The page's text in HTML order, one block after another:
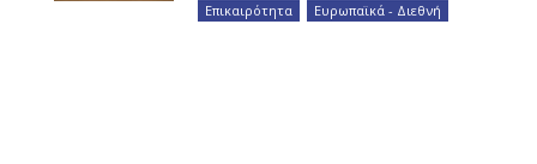
Επικαιρότητα Ευρωπαϊκά - Διεθνή